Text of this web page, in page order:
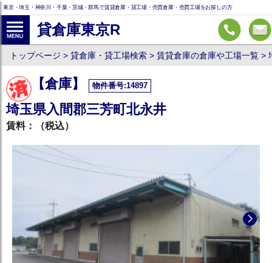
東京・埼玉・神奈川・千葉・茨城・群馬で賃貸倉庫・貸工場・売買倉庫・売買工場をお探しの方
貸倉庫東京R
トップページ 貸倉庫・貸工場検索 賃貸倉庫の倉庫や工場一覧
【倉庫】 物件番号:14897
埼玉県入間郡三芳町北永井
賃料： （税込）